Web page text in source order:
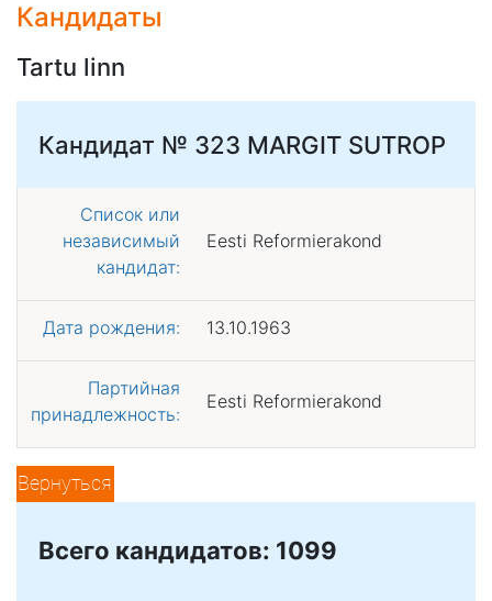
Кандидаты
Tartu linn
Кандидат № 323 MARGIT SUTROP
Список или
независимый
кандидат:
Eesti Reformierakond
Дата рождения: 13.10.1963
Партийная
принадлежность:
Eesti Reformierakond
Вернуться
Всего кандидатов: 1099